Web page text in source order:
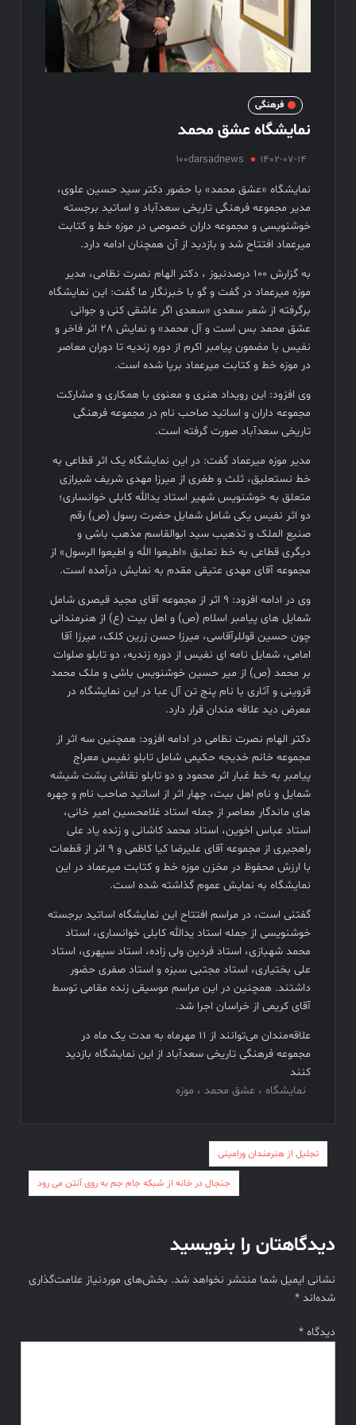
سهم سینما از هر سانس فقط ۵ بلیت
فیلم های نوروزی به توفیق دست پیدا نکردند
فیلم کیمیایی متوقف شد
فرهنگی
نمایشگاه عشق محمد
100darsadnews 1402-07-14
نمایشگاه «عشق محمد» با حضور دکتر سید حسین علوی،
مدیر مجموعه فرهنگی تاریخی سعدآباد و اساتید برجسته
خوشنویسی و مجموعه داران خصوصی در موزه خط و کتابت
میرعماد افتتاح شد و بازدید از آن همچنان ادامه دارد.
به گزارش ۱۰۰ درصدنیوز ، دکتر الهام نصرت نظامی، مدیر
موزه میرعماد در گفت و گو با خبرنگار ما گفت: این نمایشگاه
برگرفته از شعر سعدی «سعدی اگر عاشقی کنی و جوانی
عشق محمد بس است و آل محمد» و نمایش ٢٨ اثر فاخر و
نفیس با مضمون پیامبر اکرم از دوره زندیه تا دوران معاصر
در موزه خط و کتابت میرعماد برپا شده است.
وی افزود: این رویداد هنری و معنوی با همکاری و مشارکت
مجموعه داران و اساتید صاحب نام در مجموعه فرهنگی
تاریخی سعدآباد صورت گرفته است.
مدیر موزه میرعماد گفت: در این نمایشگاه یک اثر قطاعی به
خط نستعلیق، ثلث و طغری از میرزا مهدی شریف شیرازی
متعلق به خوشنویس شهیر استاد یدالله کابلی خوانساری؛
دو اثر نفیس یکی شامل شمایل حضرت رسول (ص) رقم
صنیع الملک و تذهیب سید ابوالقاسم مذهب باشی و
دیگری قطاعی به خط تعلیق «اطیعوا الله و اطیعوا الرسول» از
مجموعه آقای مهدی عتیقی مقدم به نمایش درآمده است.
وی در ادامه افزود: ٩ اثر از مجموعه آقای مجید قیصری شامل
شمایل های پیامبر اسلام (ص) و اهل بیت (ع) از هنرمندانی
چون حسین قوللر‏آقاسی، میرزا حسن زرین کلک، میرزا آقا
امامی، شمایل نامه ای نفیس از دوره زندیه، دو تابلو صلوات
بر محمد (ص) از میر حسین خوشنویس باشی و ملک محمد
قزوینی و آثاری با نام پنج تن آل عبا در این نمایشگاه در
معرض دید علاقه مندان قرار دارد.
دکتر الهام نصرت نظامی در ادامه افزود: همچنین سه اثر از
مجموعه خانم خدیجه حکیمی شامل تابلو نفیس معراج
پیامبر به خط غبار اثر محمود و دو تابلو نقاشی پشت شیشه
شمایل و نام اهل بیت، چهار اثر از اساتید صاحب نام و چهره
های ماندگار معاصر از جمله استاد غلامحسین امیر خانی،
استاد عباس اخوین، استاد محمد کاشانی و زنده یاد علی
راهجیری از مجموعه آقای علیرضا کیا کاظمی و ٩ اثر از قطعات
با ارزش محفوظ در مخزن موزه خط و کتابت میرعماد در این
نمایشگاه به نمایش عموم گذاشته شده است.
گفتنی است، در مراسم افتتاح این نمایشگاه اساتید برجسته
خوشنویسی از جمله استاد یدالله کابلی خوانساری، استاد
محمد شهبازی، استاد فردین ولی زاده، استاد سپهری، استاد
علی بختیاری، استاد مجتبی سبزه و استاد صفری حضور
داشتند. همچنین در این مراسم موسیقی زنده مقامی توسط
آقای کریمی از خراسان اجرا شد.
علاقه‌مندان می‌توانند از ۱۱ مهرماه به مدت یک ماه در
مجموعه فرهنگی تاریخی سعدآباد از این نمایشگاه بازدید
کنند
نمایشگاه ، عشق محمد ، موزه
راهبری
تجلیل از هنرمندان ورامینی
جنجال در خانه از شبکه جام جم به روی آنتن می رود
دیدگاهتان را بنویسید
نشانی ایمیل شما منتشر نخواهد شد. بخش‌های موردنیاز علامت‌گذاری
شده‌اند*
دیدگاه*